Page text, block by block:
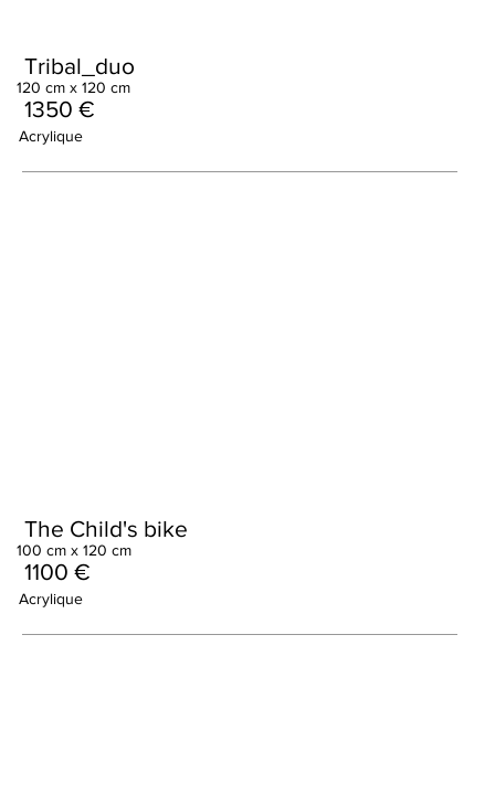
Tribal_duo
Acrylique
1350 €
120 cm x 120 cm
The Child's bike
Acrylique
1100 €
100 cm x 120 cm